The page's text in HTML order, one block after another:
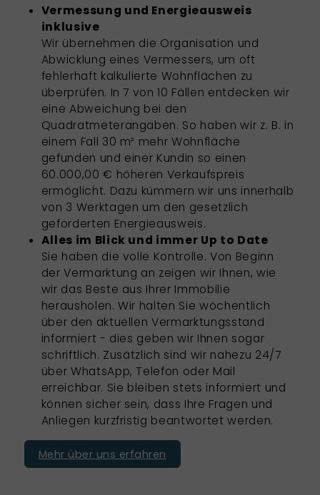
Vermessung und Energieausweis
inklusive
Wir übernehmen die Organisation und
Abwicklung eines Vermessers, um oft
fehlerhaft kalkulierte Wohnflächen zu
überprüfen. In 7 von 10 Fällen entdecken wir
eine Abweichung bei den
Quadratmeterangaben. So haben wir z. B. in
einem Fall 30 m² mehr Wohnfläche
gefunden und einer Kundin so einen
60.000,00 € höheren Verkaufspreis
ermöglicht. Dazu kümmern wir uns innerhalb
von 3 Werktagen um den gesetzlich
geforderten Energieausweis.
Alles im Blick und immer Up to Date
Sie haben die volle Kontrolle. Von Beginn
der Vermarktung an zeigen wir Ihnen, wie
wir das Beste aus Ihrer Immobilie
herausholen. Wir halten Sie wöchentlich
über den aktuellen Vermarktungsstand
informiert - dies geben wir Ihnen sogar
schriftlich. Zusätzlich sind wir nahezu 24/7
über WhatsApp, Telefon oder Mail
erreichbar. Sie bleiben stets informiert und
können sicher sein, dass Ihre Fragen und
Anliegen kurzfristig beantwortet werden.
Mehr über uns erfahren